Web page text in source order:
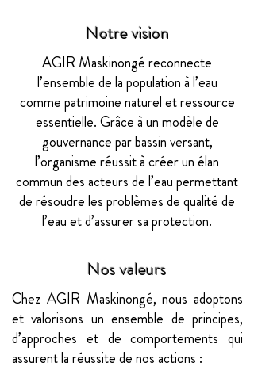
Notre vision
AGIR Maskinongé reconnecte
l’ensemble de la population à l’eau
comme patrimoine naturel et ressource
essentielle. Grâce à un modèle de
gouvernance par bassin versant,
l’organisme réussit à créer un élan
commun des acteurs de l’eau permettant
de résoudre les problèmes de qualité de
l’eau et d’assurer sa protection.
Nos valeurs
Chez AGIR Maskinongé, nous adoptons
et valorisons un ensemble de principes,
d’approches et de comportements qui
assurent la réussite de nos actions :